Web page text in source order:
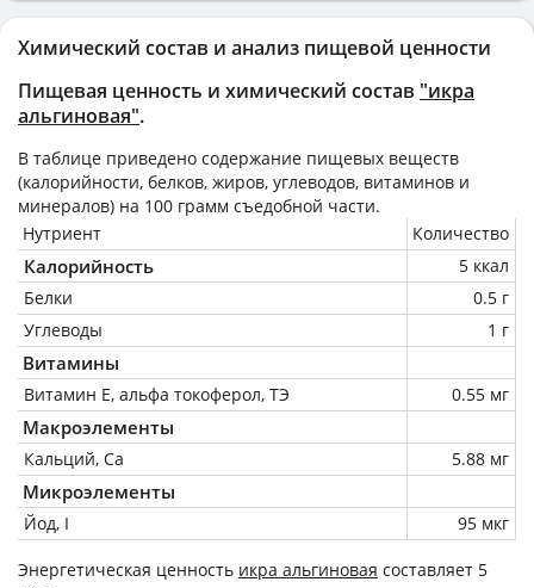
Химический состав и анализ пищевой ценности
Пищевая ценность и химический состав "икра
альгиновая".
В таблице приведено содержание пищевых веществ
(калорийности, белков, жиров, углеводов, витаминов и
минералов) на 100 грамм съедобной части.
Нутриент
Количество
Калорийность
5 ккал
Белки
0.5 г
Углеводы
1 г
Витамины
Витамин Е, альфа токоферол, ТЭ 0.55 мг
Макроэлементы
Кальций, Ca 5.88 мг
Микроэлементы
Йод, I 95 мкг
Энергетическая ценность икра альгиновая составляет 5